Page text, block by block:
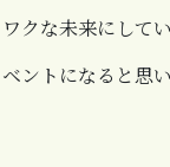
クな未来にしてい
ントになると思い